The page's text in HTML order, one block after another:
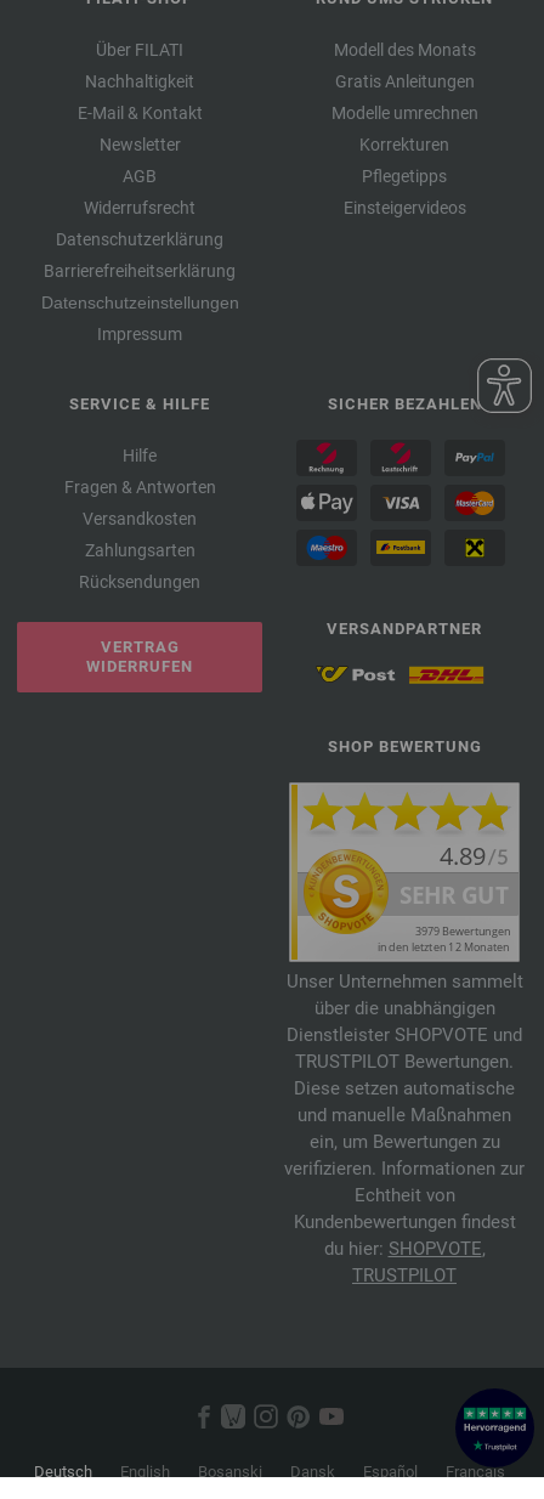
Über FILATI
Nachhaltigkeit
E-Mail & Kontakt
Newsletter
AGB
Widerrufsrecht
Datenschutzerklärung
Barrierefreiheitserklärung
Datenschutzeinstellungen
Impressum
Modell des Monats
Gratis Anleitungen
Modelle umrechnen
Korrekturen
Pflegetipps
Einsteigervideos
SERVICE & HILFE
Hilfe
Fragen & Antworten
Versandkosten
Zahlungsarten
Rücksendungen
VERTRAG
WIDERRUFEN
SICHER BEZAHLEN
VERSANDPARTNER
SHOP BEWERTUNG
Unser Unternehmen sammelt
über die unabhängigen
Dienstleister SHOPVOTE und
TRUSTPILOT Bewertungen.
Diese setzen automatische
und manuelle Maßnahmen
ein, um Bewertungen zu
verifizieren. Informationen zur
Echtheit von
Kundenbewertungen findest
du hier: SHOPVOTE,
TRUSTPILOT
Deutsch English Bosanski Dansk Español
Français